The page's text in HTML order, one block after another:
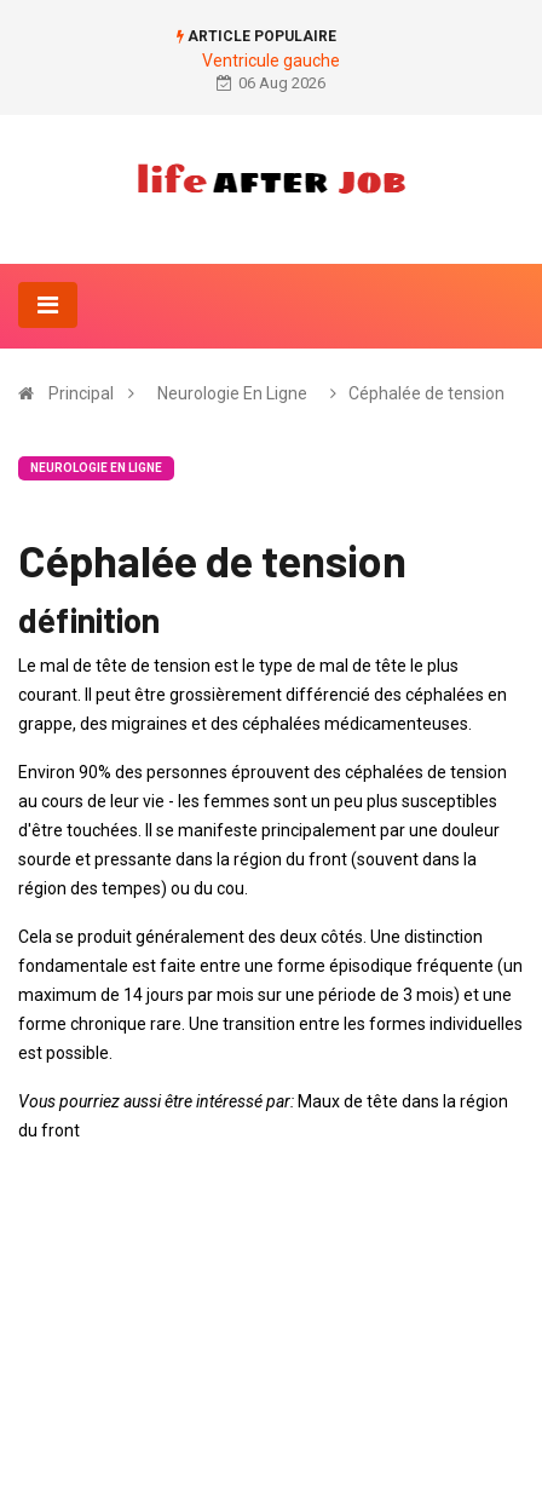
ARTICLE POPULAIRE
Ventricule gauche
06 Aug 2026
Principal Neurologie En Ligne Céphalée de tension
NEUROLOGIE EN LIGNE
Céphalée de tension
définition
Le mal de tête de tension est le type de mal de tête le plus
courant. Il peut être grossièrement différencié des céphalées en
grappe, des migraines et des céphalées médicamenteuses.
Environ 90% des personnes éprouvent des céphalées de tension
au cours de leur vie - les femmes sont un peu plus susceptibles
d'être touchées. Il se manifeste principalement par une douleur
sourde et pressante dans la région du front (souvent dans la
région des tempes) ou du cou.
Cela se produit généralement des deux côtés. Une distinction
fondamentale est faite entre une forme épisodique fréquente (un
maximum de 14 jours par mois sur une période de 3 mois) et une
forme chronique rare. Une transition entre les formes individuelles
est possible.
Vous pourriez aussi être intéressé par: Maux de tête dans la région
du front